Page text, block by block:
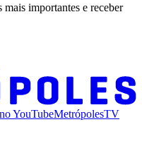
importantes e receber
YouTubeMetrópolesTV